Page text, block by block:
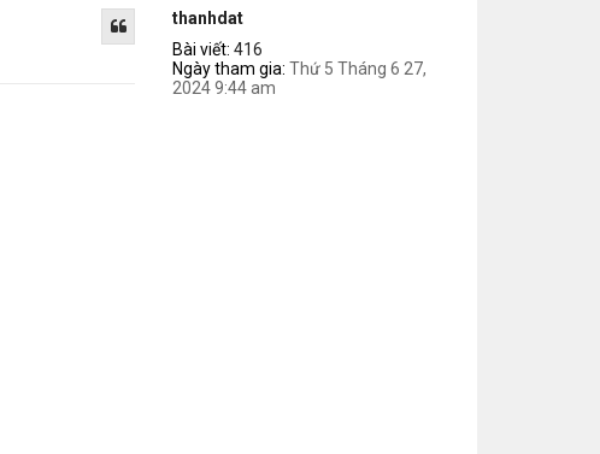
thanhdat
Bài viết: 416
Ngày tham gia: Thứ 5 Tháng 6 27,
2024 9:44 am